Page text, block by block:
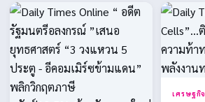
เศรษฐกิจ